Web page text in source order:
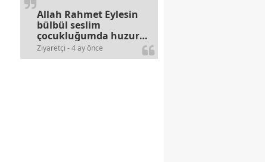
Ziyaretçi - 4 ay önce
Allah Rahmet Eylesin
bülbül seslim
çocukluğumda huzur
olurdu evimize.
Ablamla bağıra bağıra